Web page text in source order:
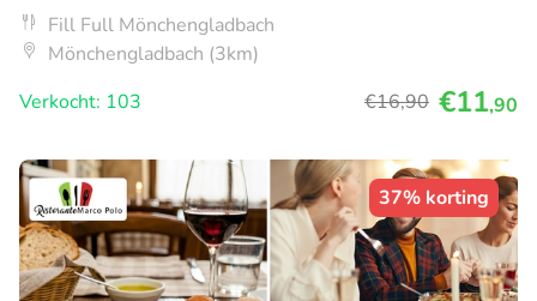
Fill Full Mönchengladbach
Mönchengladbach (3km)
Verkocht: 103
€16,90 €11,90
37% korting